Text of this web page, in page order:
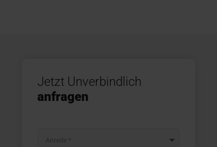
Jetzt Unverbindlich
anfragen